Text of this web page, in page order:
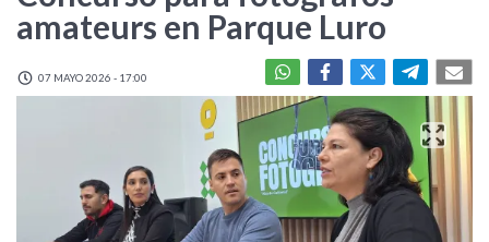
amateurs en Parque Luro
07 MAYO 2026 - 17:00